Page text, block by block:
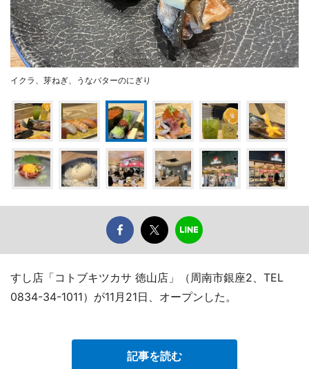
イクラ、芽ねぎ、うなバターのにぎり
すし店「コトブキツカサ 徳山店」（周南市銀座2、TEL
0834-34-1011）が11月21日、オープンした。
記事を読む